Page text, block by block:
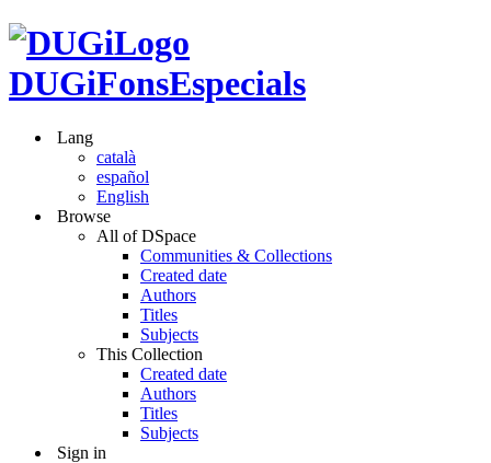
DUGiFonsEspecials
Lang
català
español
English
Browse
All of DSpace
Communities & Collections
Created date
Authors
Titles
Subjects
This Collection
Created date
Authors
Titles
Subjects
Sign in